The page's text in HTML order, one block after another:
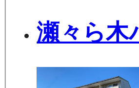
瀬々ら木